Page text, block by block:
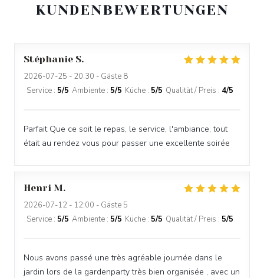
KUNDENBEWERTUNGEN
Stéphanie S
2026-07-25 - 20:30 - Gäste 8
Service : 5/5 Ambiente : 5/5 Küche : 5/5 Qualität / Preis : 4/5
Parfait Que ce soit le repas, le service, l'ambiance, tout
était au rendez vous pour passer une excellente soirée
Henri M
2026-07-12 - 12:00 - Gäste 5
Service : 5/5 Ambiente : 5/5 Küche : 5/5 Qualität / Preis : 5/5
Nous avons passé une très agréable journée dans le
jardin lors de la gardenparty très bien organisée , avec un